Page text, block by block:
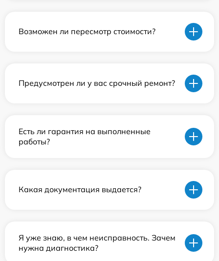
Возможен ли пересмотр стоимости?
Предусмотрен ли у вас срочный ремонт?
Есть ли гарантия на выполненные
работы?
Какая документация выдается?
Я уже знаю, в чем неисправность. Зачем
нужна диагностика?